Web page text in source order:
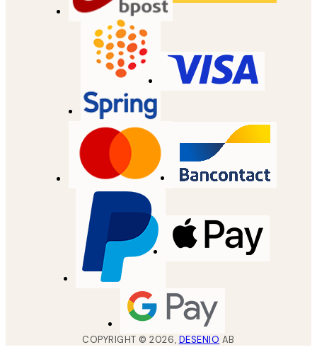
COPYRIGHT ©2026, DESENIO AB